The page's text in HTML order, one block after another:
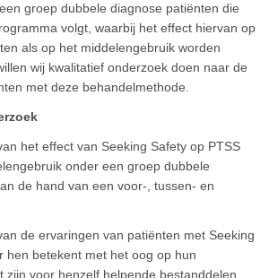
groep dubbele diagnose patiënten die
volgt, waarbij het effect hiervan op
als op het middelengebruik worden
wij kwalitatief onderzoek doen naar de
met deze behandelmethode.
het effect van Seeking Safety op PTSS
onder een groep dubbele
de hand van een voor-, tussen- en
de ervaringen van patiënten met Seeking
hen betekent met het oog op hun
zijn voor henzelf helpende bestanddelen